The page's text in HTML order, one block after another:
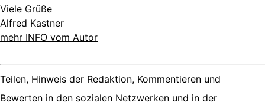
Viele Grüße
Alfred Kastner
mehr INFO vom Autor
Teilen, Hinweis der Redaktion, Kommentieren und
Bewerten in den sozialen Netzwerken und in der